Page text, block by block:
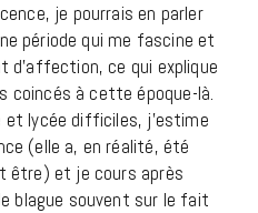
je pourrais en parler
période qui me fascine et
d’affection, ce qui explique
coincés à cette époque-là.
et lycée difficiles, j’estime
(elle a, en réalité, été
être) et je cours après
blague souvent sur le fait